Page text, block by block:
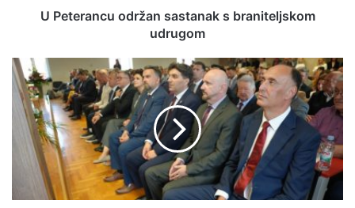
U Peterancu održan sastanak s braniteljskom
udrugom